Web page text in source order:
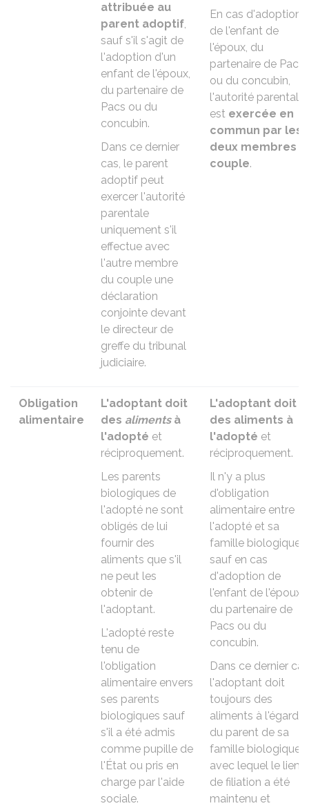
attribuée au
parent adoptif,
sauf s'il s'agit de
l'adoption d'un
enfant de l'époux,
du partenaire de
Pacs ou du
concubin.
Dans ce dernier
cas, le parent
adoptif peut
exercer l'autorité
parentale
uniquement s'il
effectue avec
l'autre membre
du couple une
déclaration
conjointe devant
le directeur de
greffe du tribunal
judiciaire.
En cas d'adoption
de l'enfant de
l'époux, du
partenaire de Pacs
ou du concubin,
l'autorité parentale
est exercée en
commun par les
deux membres
couple.
Obligation
alimentaire
L'adoptant doit
des alimentsà
l'adopté et
réciproquement.
Les parents
biologiques de
l'adopté ne sont
obligés de lui
fournir des
aliments que s'il
ne peut les
obtenir de
l'adoptant.
L'adopté reste
tenu de
l'obligation
alimentaire envers
ses parents
biologiques sauf
s'il a été admis
comme pupille de
l'État ou pris en
charge par l'aide
sociale.
L'adoptant doit
des aliments à
l'adopté et
réciproquement.
Il n'y a plus
d'obligation
alimentaire entre
l'adopté et sa
famille biologique
sauf en cas
d'adoption de
l'enfant de l'époux,
du partenaire de
Pacs ou du
concubin.
Dans ce dernier
l'adoptant doit
toujours des
aliments à l'égard
du parent de sa
famille biologique
avec lequel le lien
de filiation a été
maintenu et